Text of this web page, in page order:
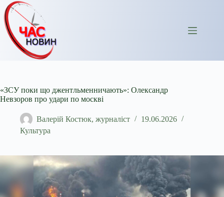
Перейти
до
вмісту
«ЗСУ поки що джентльменничають»: Олександр
Невзоров про удари по москві
Валерій Костюк, журналіст
19.06.2026
Культура